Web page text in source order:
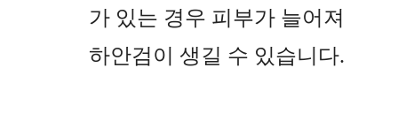
가 있는 경우 피부가 늘어져
하안검이 생길 수 있습니다.